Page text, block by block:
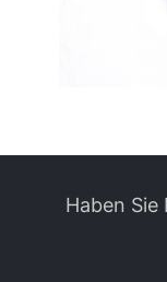
Haben